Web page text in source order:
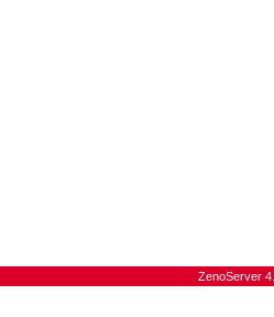
ZenoServer